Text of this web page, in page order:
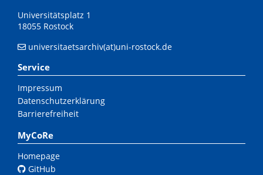
Universitätsplatz 1
18055 Rostock
universitaetsarchiv(at)uni-rostock.de
Service
Impressum
Datenschutzerklärung
Barrierefreiheit
MyCoRe
Homepage
GitHub